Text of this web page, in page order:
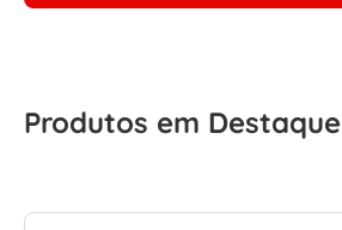
Produtos em Destaque